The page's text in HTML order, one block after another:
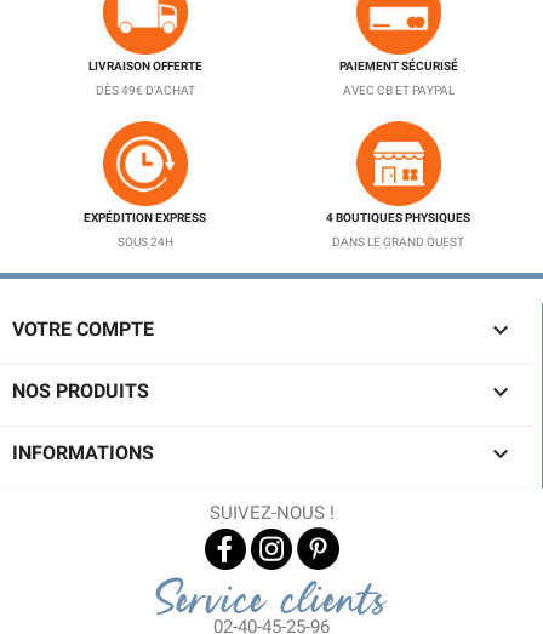
LIVRAISON OFFERTE
DÈS 49€ D'ACHAT
PAIEMENT SÉCURISÉ
AVEC CB ET PAYPAL
EXPÉDITION EXPRESS
SOUS 24H
4 BOUTIQUES PHYSIQUES
DANS LE GRAND OUEST
VOTRE COMPTE 
NOS PRODUITS 
INFORMATIONS 
SUIVEZ-NOUS !
Service clients
02-40-45-25-96